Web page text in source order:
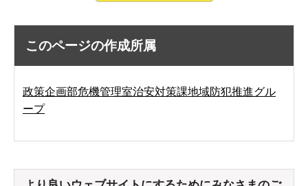
このページの作成所属
政策企画部危機管理室治安対策課地域防犯推進グル
ープ